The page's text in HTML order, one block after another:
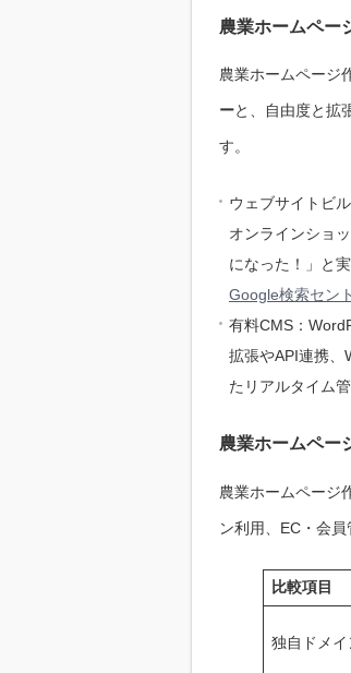
農業ホームペー
農業ホームページ
ーと、自由度と拡
す。
ウェブサイトビ
オンラインショ
になった！」と
Google検索セン
有料CMS：
拡張やAPI連携、
たリアルタイム
農業ホームペー
農業ホームページ
ン利用、EC・会
比較項目
独自ドメイ